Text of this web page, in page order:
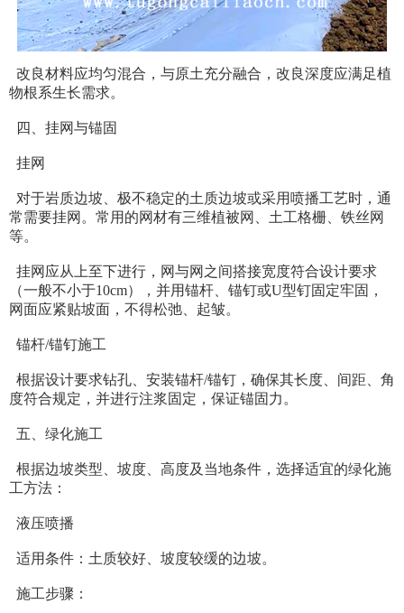
改良材料应均匀混合，与原土充分融合，改良深度应满足植
物根系生长需求。
四、挂网与锚固
挂网
对于岩质边坡、极不稳定的土质边坡或采用喷播工艺时，通
常需要挂网。常用的网材有三维植被网、土工格栅、铁丝网
等。
挂网应从上至下进行，网与网之间搭接宽度符合设计要求
（一般不小于10cm），并用锚杆、锚钉或U型钉固定牢固，
网面应紧贴坡面，不得松弛、起皱。
锚杆/锚钉施工
根据设计要求钻孔、安装锚杆/锚钉，确保其长度、间距、角
度符合规定，并进行注浆固定，保证锚固力。
五、绿化施工
根据边坡类型、坡度、高度及当地条件，选择适宜的绿化施
工方法：
液压喷播
适用条件：土质较好、坡度较缓的边坡。
施工步骤：